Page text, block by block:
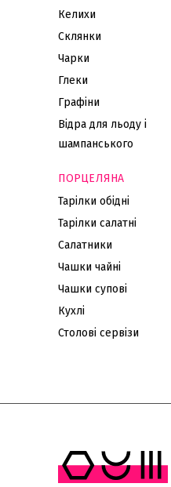
Келихи
Склянки
Чарки
Глеки
Графіни
Відра для льоду і
шампанського
ПОРЦЕЛЯНА
Тарілки обідні
Тарілки салатні
Салатники
Чашки чайні
Чашки супові
Кухлі
Столові сервізи